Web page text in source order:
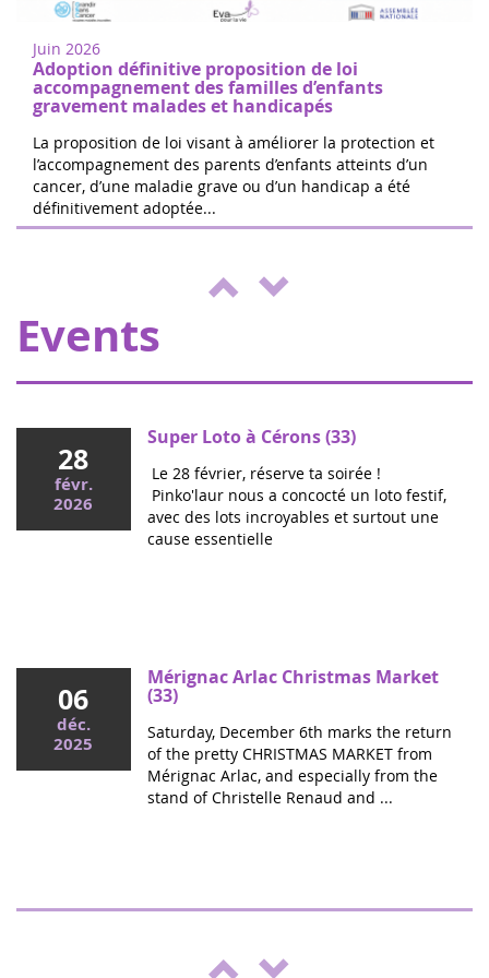
Juin 2026
Adoption définitive proposition de loi
accompagnement des familles d’enfants
gravement malades et handicapés
La proposition de loi visant à améliorer la protection et
l’accompagnement des parents d’enfants atteints d’un
cancer, d’une maladie grave ou d’un handicap a été
définitivement adoptée...
Ce mercredi, le député Vincent Thiébaut organisait avec
Grandir Sans Cancer et Eva pour la vie le colloque "Dons
de vie et lutte contre les cancers, maladies graves et
handicaps de l'enfant" à l'...
Events
2022
research in Nogent-sur-Oise, 30 minutes
of the donations will be d...
04
The 24 hours of Boissy le Cutté
The Running Pour L'espoir team is
for the benefit of Eva pour la vie and
ENVOL, to support sick children....
28
févr.
2026
Super Loto à Cérons (33)
Le 28 février, réserve ta soirée !
Pinko'laur nous a concocté un loto festif,
avec des lots incroyables et surtout une
cause essentielle
06
déc.
2025
Mérignac Arlac Christmas Market
(33)
Saturday, December 6th marks the return
of the pretty CHRISTMAS MARKET from
Mérignac Arlac, and especially from the
stand of Christelle Renaud and ...
"Boulgui" show in Lhuis (Ain)
For the third year running, Lhui's Club is